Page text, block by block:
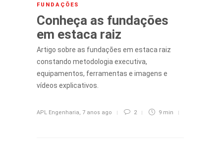
FUNDAÇÕES
Conheça as fundações
em estaca raiz
Artigo sobre as fundações em estaca raiz
constando metodologia executiva,
equipamentos, ferramentas e imagens e
vídeos explicativos.
APL Engenharia, 7 anos ago 2 9 min